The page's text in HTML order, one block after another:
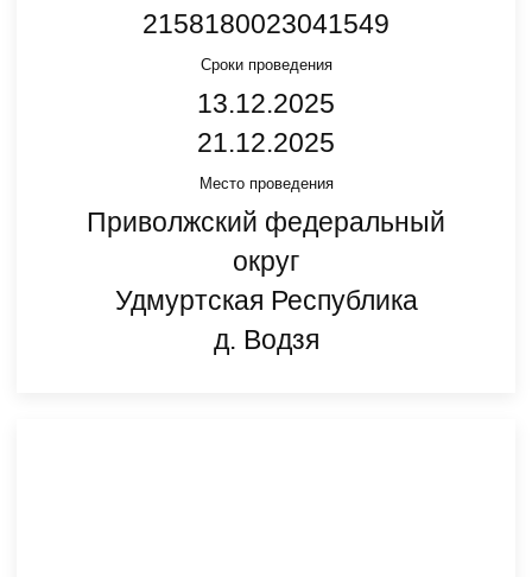
2158180023041549
Сроки проведения
13.12.2025
21.12.2025
Место проведения
Приволжский федеральный
округ
Удмуртская Республика
д. Водзя